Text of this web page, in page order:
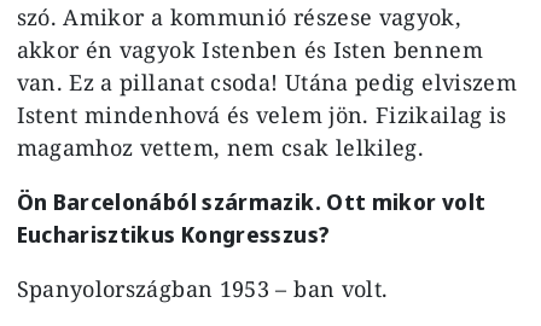
szó. Amikor a kommunió részese vagyok,
akkor én vagyok Istenben és Isten bennem
van. Ez a pillanat csoda! Utána pedig elviszem
Istent mindenhová és velem jön. Fizikailag is
magamhoz vettem, nem csak lelkileg.
Ön Barcelonából származik. Ott mikor volt
Eucharisztikus Kongresszus?
Spanyolországban 1953 – ban volt.